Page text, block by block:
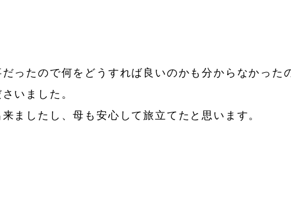
ったので何をどうすれば良いのかも分からなかった
いました。
ましたし、母も安心して旅立てたと思います。